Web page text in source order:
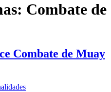
Combate de
Combate de Muay